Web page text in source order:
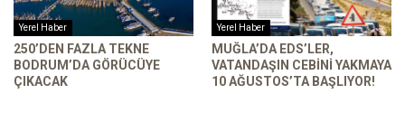
Yerel Haber
250’DEN FAZLA TEKNE
BODRUM’DA GÖRÜCÜYE
ÇIKACAK
Yerel Haber
MUĞLA’DA EDS’LER,
VATANDAŞIN CEBINI YAKMAYA
10 AĞUSTOS’TA BAŞLIYOR!